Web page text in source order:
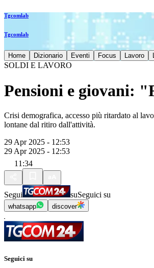
Tgcomlab
Tgcomlab
Home Dizionario Eventi Focus Lavoro
SOLDI E LAVORO
Pensioni e giovani:
Crisi demografica, accesso più ritardato al
lontane dal ritiro dall'attività.
29 Apr 2025 - 12:53
29 Apr 2025 - 12:53
11:34
Segui suSeguici su
whatsapp discover
Seguici su